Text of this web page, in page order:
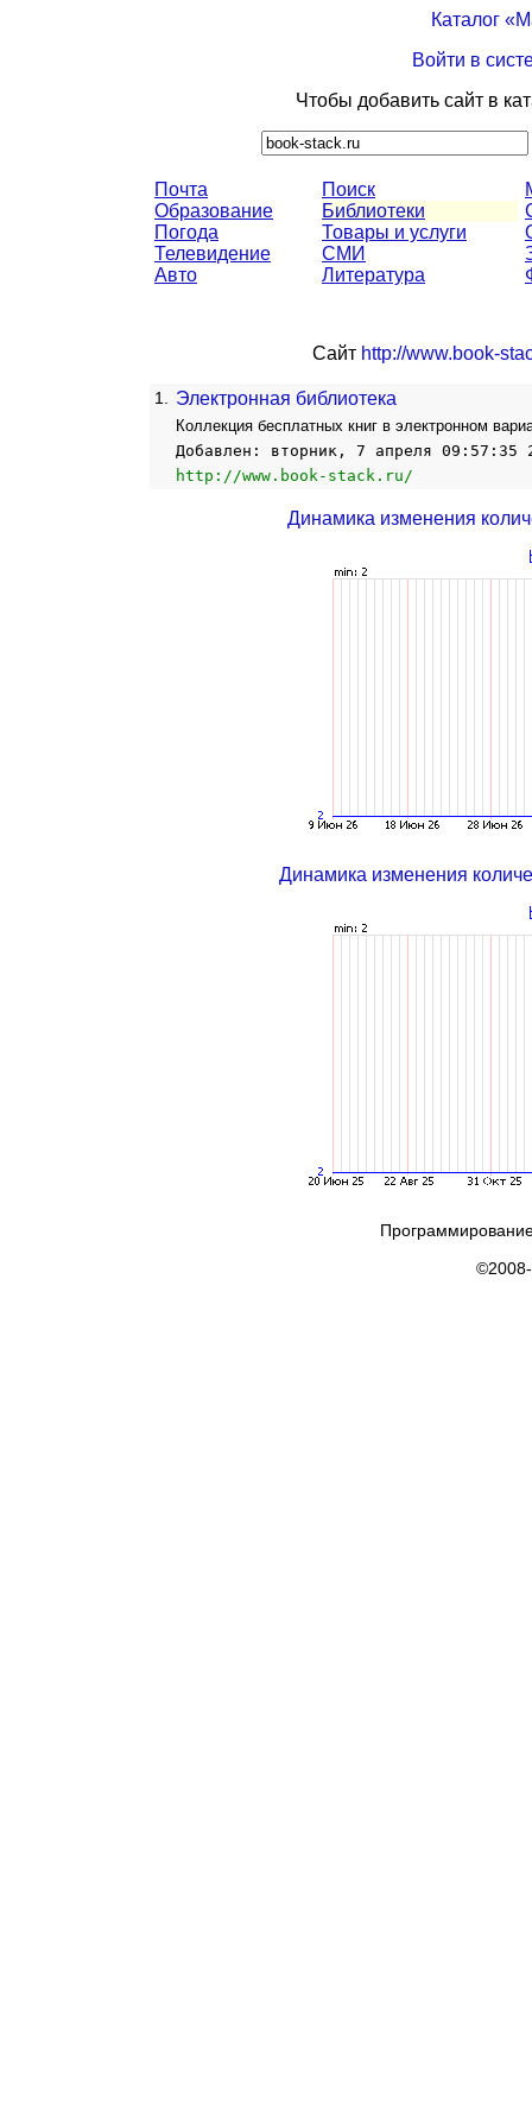
Каталог
Войти в
Чтобы добавить сайт в
Почта
Образование
Погода
Телевидение
Авто
Поиск
Библиотеки
Товары и услуги
СМИ
Литература
Сайт http://www.book-
1. Электронная библиотека
Коллекция бесплатных книг в электронном
Добавлен: вторник, 7 апреля 09:57:35
http://www.book-stack.ru/
Динамика изменения
Динамика изменения